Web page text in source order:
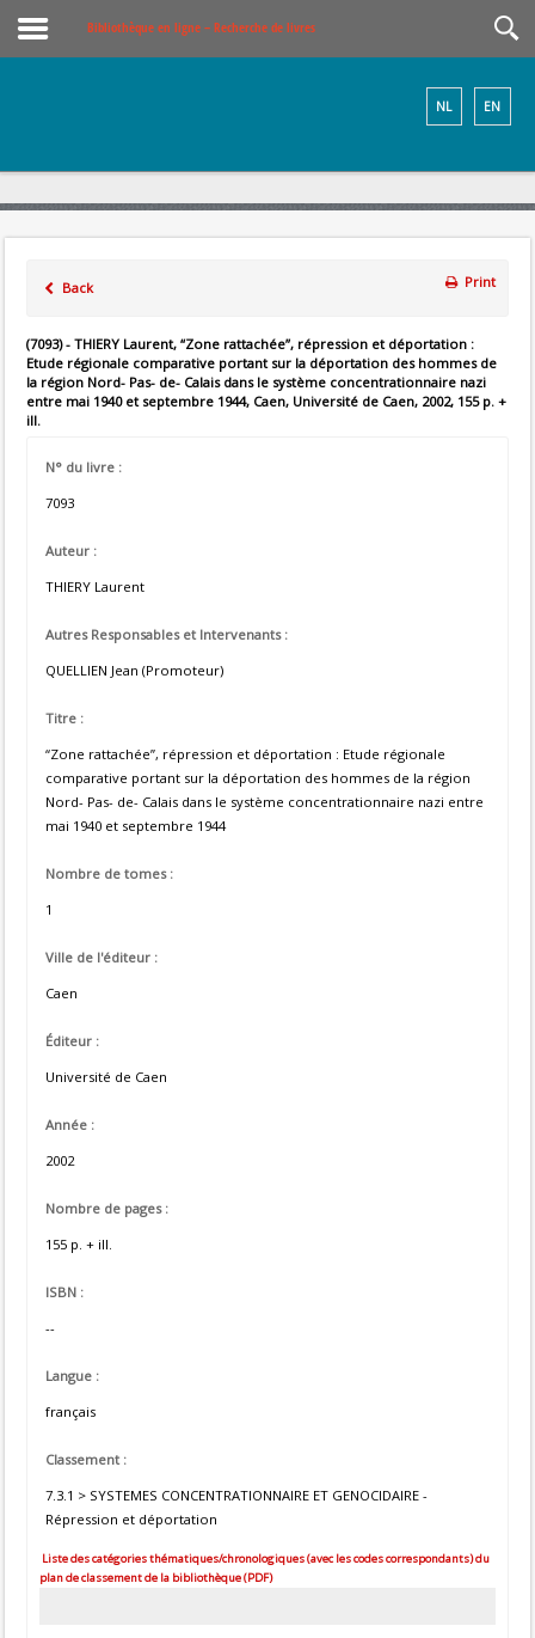
Bibliothèque en ligne – Recherche de livres
EN
NL
Back Print
(7093) - THIERY Laurent, “Zone rattachée”, répression et déportation :
Etude régionale comparative portant sur la déportation des hommes de
la région Nord- Pas- de- Calais dans le système concentrationnaire nazi
entre mai 1940 et septembre 1944, Caen, Université de Caen, 2002, 155 p. +
ill.
N° du livre :
7093
Auteur :
THIERY Laurent
Autres Responsables et Intervenants :
QUELLIEN Jean (Promoteur)
Titre :
“Zone rattachée”, répression et déportation : Etude régionale
comparative portant sur la déportation des hommes de la région
Nord- Pas- de- Calais dans le système concentrationnaire nazi entre
mai 1940 et septembre 1944
Nombre de tomes :
1
Ville de l'éditeur :
Caen
Éditeur :
Université de Caen
Année :
2002
Nombre de pages :
155 p. + ill.
ISBN :
--
Langue :
français
Classement :
7.3.1 > SYSTEMES CONCENTRATIONNAIRE ET GENOCIDAIRE -
Répression et déportation
Liste des catégories thématiques/chronologiques (avec les codes correspondants) du
plan de classement de la bibliothèque (PDF)